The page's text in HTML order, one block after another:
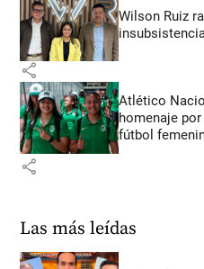
Wilson Ruiz
share
Atlético
homenaje
fútbol
share
Las más leídas